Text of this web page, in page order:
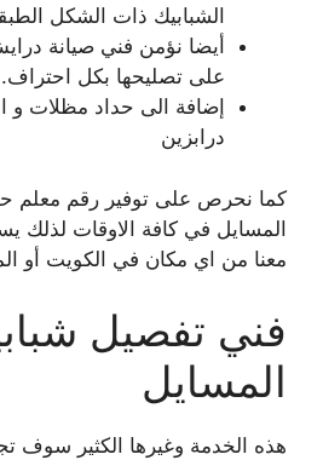
الشبابيك ذات الشكل
أيضا نؤمن فني صيانة
على تصليحها بكل احتراف.
إضافة الى حداد مظلات و
درابزين
كما نحرص على توفير رقم معلم
المسايل في كافة الاوقات لذلك
معنا من اي مكان في الكويت أو
فني تفصيل
المسايل
هذه الخدمة وغيرها الكثير سوف